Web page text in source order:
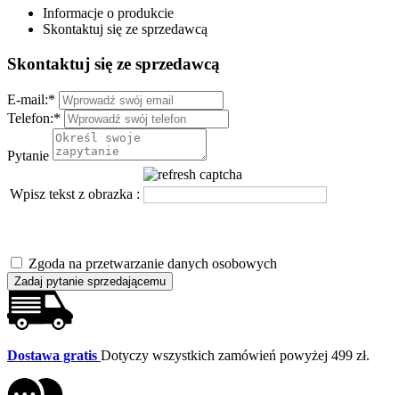
Informacje o produkcie
Skontaktuj się ze sprzedawcą
Skontaktuj się ze sprzedawcą
E-mail:*
Telefon:*
Pytanie
Wpisz tekst z obrazka :
Zgoda na przetwarzanie danych osobowych
Zadaj pytanie sprzedającemu
Dostawa gratis Dotyczy wszystkich zamówień powyżej 499 zł.